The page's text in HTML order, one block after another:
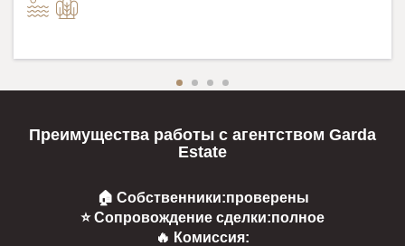
Преимущества работы с агентством Garda
Estate
🏠 Собственники:проверены
⭐ Сопровождение сделки:полное
🔥 Комиссия: